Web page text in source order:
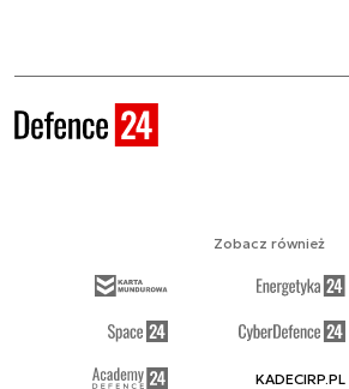
Zobacz również
KADECIRP.PL